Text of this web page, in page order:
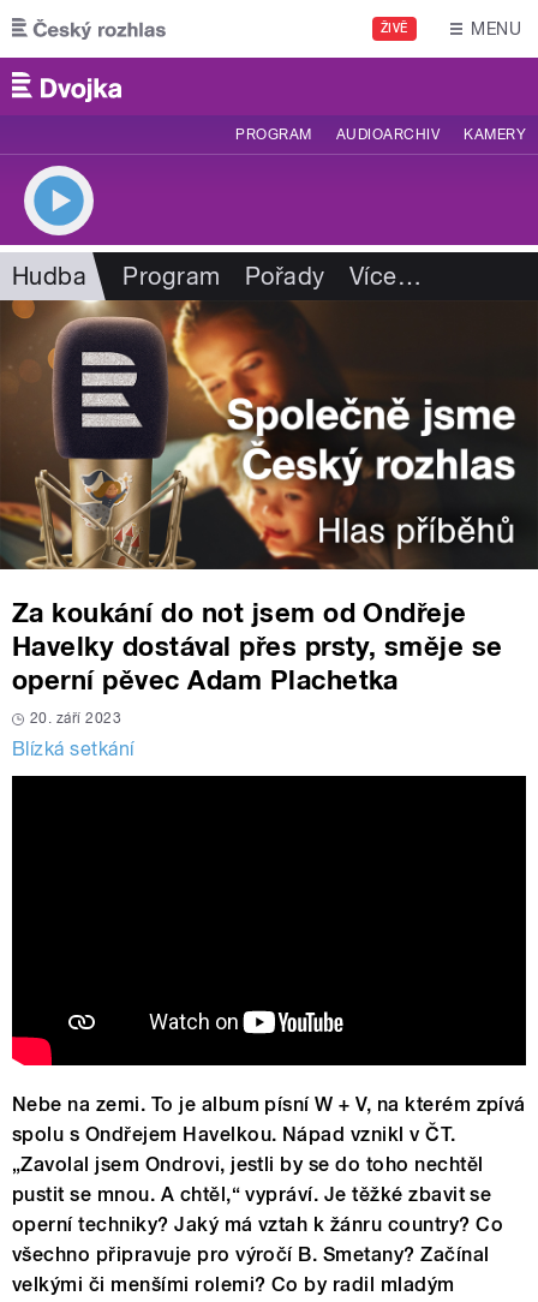
Přejít k hlavnímu obsahu
ŽIVĚ MENU
PROGRAM AUDIOARCHIV KAMERY
Hudba Program Pořady Více…
Za koukání do not jsem od Ondřeje
Havelky dostával přes prsty, směje se
operní pěvec Adam Plachetka
20. září 2023
Blízká setkání
Nebe na zemi. To je album písní W + V, na kterém zpívá
spolu s Ondřejem Havelkou. Nápad vznikl v ČT.
„Zavolal jsem Ondrovi, jestli by se do toho nechtěl
pustit se mnou. A chtěl,“ vypráví. Je těžké zbavit se
operní techniky? Jaký má vztah k žánru country? Co
všechno připravuje pro výročí B. Smetany? Začínal
velkými či menšími rolemi? Co by radil mladým